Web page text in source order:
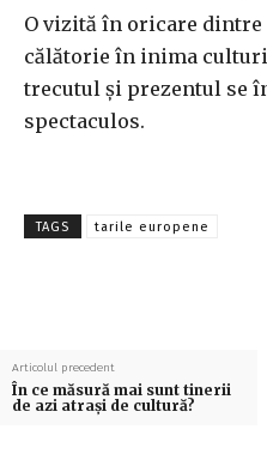
O vizită în oricare dintre
călătorie în inima
trecutul și prezentul se
spectaculos.
TAGS tarile europene
Articolul precedent
În ce măsură mai sunt tinerii
de azi atrași de cultură?